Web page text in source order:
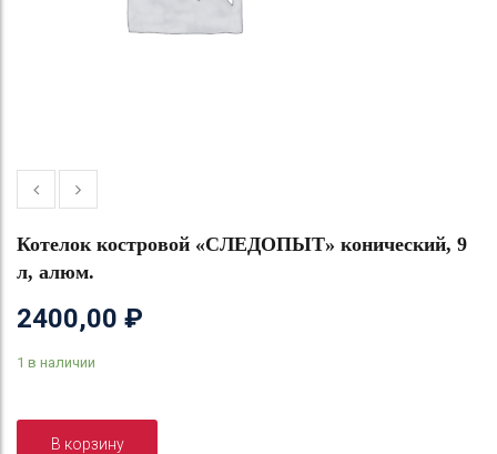
Котелок костровой «СЛЕДОПЫТ» конический, 9
л, алюм.
2400,00 ₽
1 в наличии
В корзину